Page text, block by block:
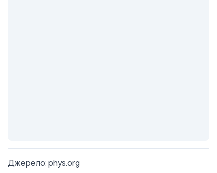
Джерело: phys.org